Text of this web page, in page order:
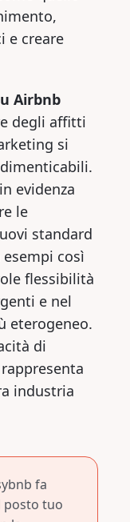
e creare
Airbnb
degli affitti
si
evidenza
le
standard
così
flessibilità
e nel
eterogeneo.
di
industria
fa
posto tuo